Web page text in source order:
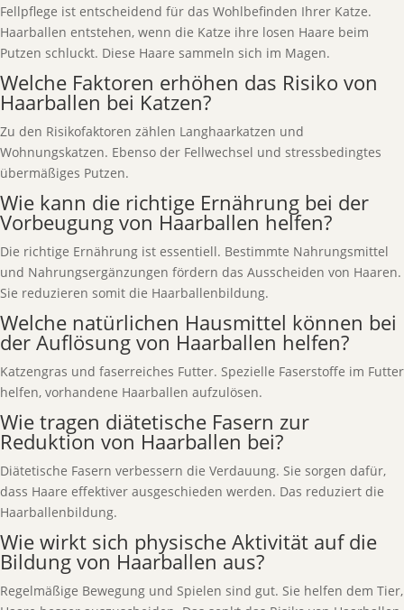
Fellpflege ist entscheidend für das Wohlbefinden Ihrer Katze.
Haarballen entstehen, wenn die Katze ihre losen Haare beim
Putzen schluckt. Diese Haare sammeln sich im Magen.
Welche Faktoren erhöhen das Risiko von
Haarballen bei Katzen?
Zu den Risikofaktoren zählen Langhaarkatzen und
Wohnungskatzen. Ebenso der Fellwechsel und stressbedingtes
übermäßiges Putzen.
Wie kann die richtige Ernährung bei der
Vorbeugung von Haarballen helfen?
Die richtige Ernährung ist essentiell. Bestimmte Nahrungsmittel
und Nahrungsergänzungen fördern das Ausscheiden von Haaren.
Sie reduzieren somit die Haarballenbildung.
Welche natürlichen Hausmittel können bei
der Auflösung von Haarballen helfen?
Katzengras und faserreiches Futter. Spezielle Faserstoffe im Futter
helfen, vorhandene Haarballen aufzulösen.
Wie tragen diätetische Fasern zur
Reduktion von Haarballen bei?
Diätetische Fasern verbessern die Verdauung. Sie sorgen dafür,
dass Haare effektiver ausgeschieden werden. Das reduziert die
Haarballenbildung.
Wie wirkt sich physische Aktivität auf die
Bildung von Haarballen aus?
Regelmäßige Bewegung und Spielen sind gut. Sie helfen dem Tier,